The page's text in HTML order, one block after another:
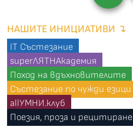
НАШИТЕ ИНИЦИАТИВИ ↴
IT Състезание
superЛЯТНАкадемия
Поход на вдъхновителите
Състезание по чужди езици
allУМНИ.клуб
Поезия, проза и рецитиране